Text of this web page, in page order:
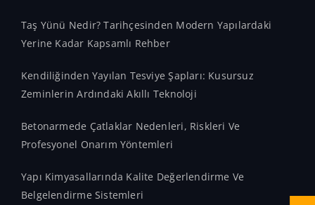
Taş Yünü Nedir? Tarihçesinden Modern Yapılardaki
Yerine Kadar Kapsamlı Rehber
Kendiliğinden Yayılan Tesviye Şapları: Kusursuz
Zeminlerin Ardındaki Akıllı Teknoloji
Betonarmede Çatlaklar Nedenleri, Riskleri Ve
Profesyonel Onarım Yöntemleri
Yapı Kimyasallarında Kalite Değerlendirme Ve
Belgelendirme Sistemleri